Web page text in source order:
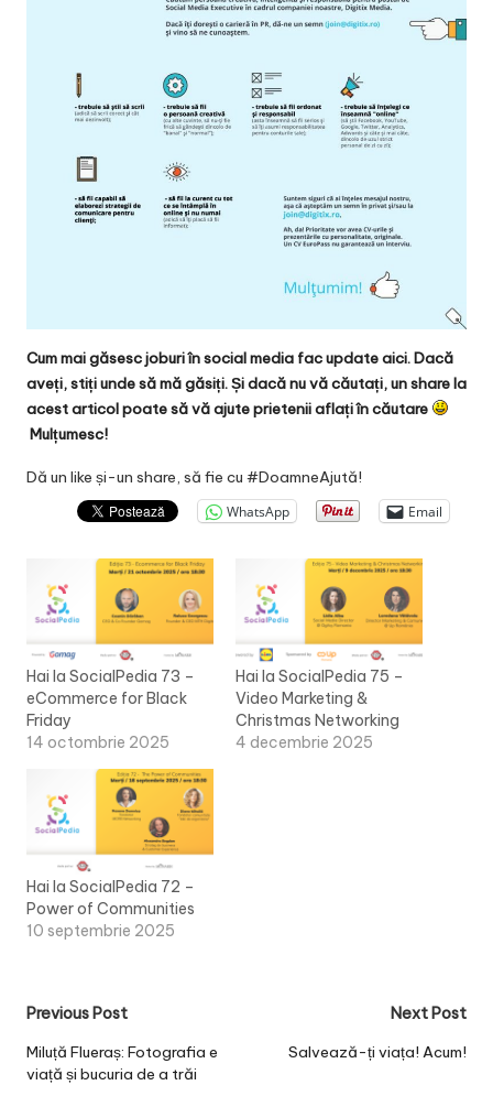
Cum mai găsesc joburi în social media fac update aici. Dacă
aveți, stiți unde să mă găsiți. Și dacă nu vă căutați, un share la
acest articol poate să vă ajute prietenii aflați în căutare
Mulțumesc!
Dă un like și-un share, să fie cu #DoamneAjută!
WhatsApp Email
Hai la SocialPedia 73 –
eCommerce for Black
Friday
14 octombrie 2025
Hai la SocialPedia 75 –
Video Marketing &
Christmas Networking
4 decembrie 2025
Hai la SocialPedia 72 –
Power of Communities
10 septembrie 2025
Post
navigation
Previous Post
Miluță Flueraș: Fotografia e
viață și bucuria de a trăi
Next Post
Salvează-ți viața! Acum!